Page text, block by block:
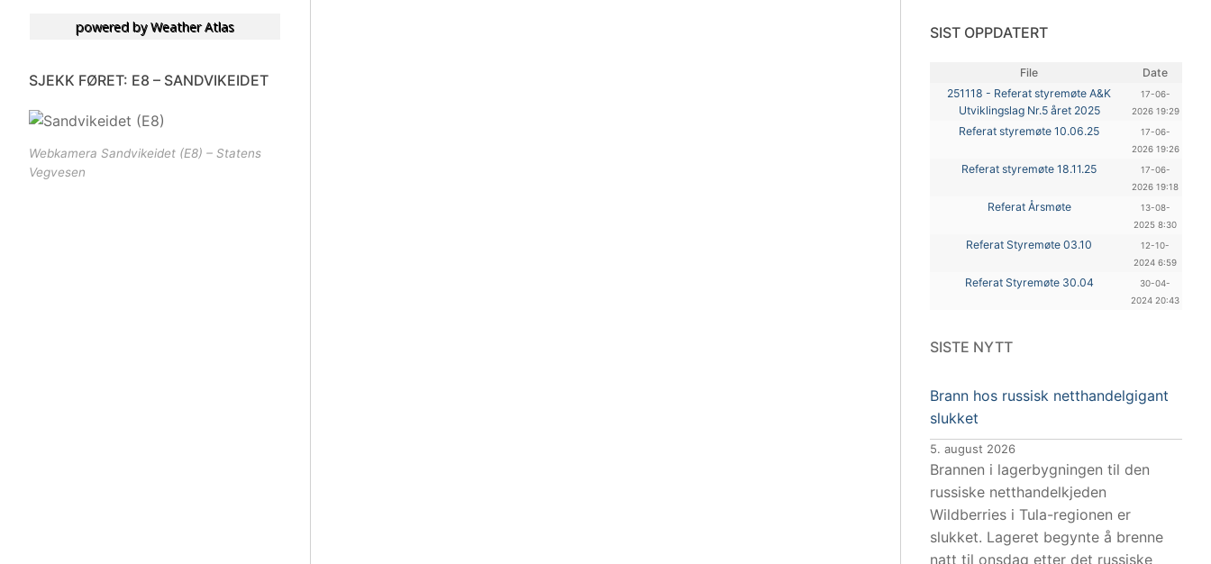
SIST OPPDATERT
File
Date
251118 - Referat styremøte A&K
Utviklingslag Nr.5 året 2025
17-06-
2026 19:29
Referat styremøte 10.06.25
17-06-
2026 19:26
Referat styremøte 18.11.25
17-06-
2026 19:18
Referat Årsmøte
13-08-
2025 8:30
Referat Styremøte 03.10
12-10-
2024 6:59
Referat Styremøte 30.04
30-04-
2024 20:43
SISTE NYTT
Brann hos russisk netthandelgigant
slukket
5. august 2026
Brannen i lagerbygningen til den
russiske netthandelkjeden
Wildberries i Tula-regionen er
slukket. Lageret begynte å brenne
natt til onsdag etter det russiske
powered byWeather Atlas
SJEKK FØRET: E8 – SANDVIKEIDET
Webkamera Sandvikeidet (E8) – Statens
Vegvesen